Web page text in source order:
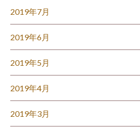
2019年7月
2019年6月
2019年5月
2019年4月
2019年3月